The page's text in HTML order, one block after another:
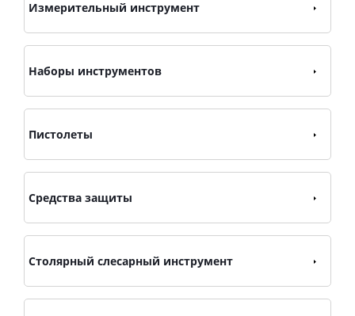
Измерительный инструмент
Наборы инструментов
Пистолеты
Средства защиты
Столярный слесарный инструмент